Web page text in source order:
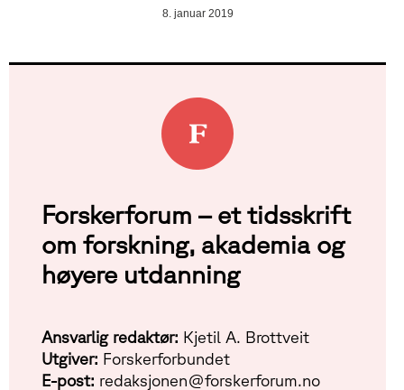
8. januar 2019
Forskerforum – et tidsskrift
om forskning, akademia og
høyere utdanning
Ansvarlig redaktør: Kjetil A. Brottveit
Utgiver: Forskerforbundet
E-post: redaksjonen@forskerforum.no